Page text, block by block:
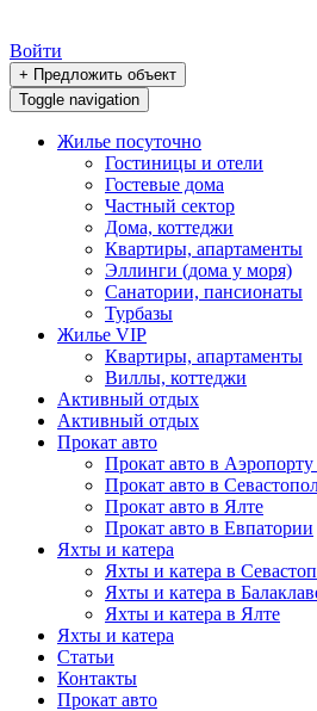
Войти
+ Предложить объект
Toggle navigation
Жилье посуточно
Гостиницы и отели
Гостевые дома
Частный сектор
Дома, коттеджи
Квартиры, апартаменты
Эллинги (дома у моря)
Санатории, пансионаты
Турбазы
Жилье VIP
Квартиры, апартаменты
Виллы, коттеджи
Активный отдых
Активный отдых
Прокат авто
Прокат авто в
Прокат авто в
Прокат авто в Ялте
Прокат авто в Евпатории
Яхты и катера
Яхты и катера в
Яхты и катера в
Яхты и катера в Ялте
Яхты и катера
Статьи
Контакты
Прокат авто